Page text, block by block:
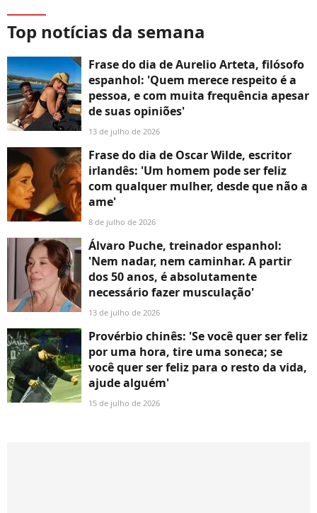
Top notícias da semana
Frase do dia de Aurelio Arteta, filósofo
espanhol: 'Quem merece respeito é a
pessoa, e com muita frequência apesar
de suas opiniões'
13 de julho de 2026
Frase do dia de Oscar Wilde, escritor
irlandês: 'Um homem pode ser feliz
com qualquer mulher, desde que não a
ame'
8 de julho de 2026
Álvaro Puche, treinador espanhol:
'Nem nadar, nem caminhar. A partir
dos 50 anos, é absolutamente
necessário fazer musculação'
13 de julho de 2026
Provérbio chinês: 'Se você quer ser feliz
por uma hora, tire uma soneca; se
você quer ser feliz para o resto da vida,
ajude alguém'
15 de julho de 2026